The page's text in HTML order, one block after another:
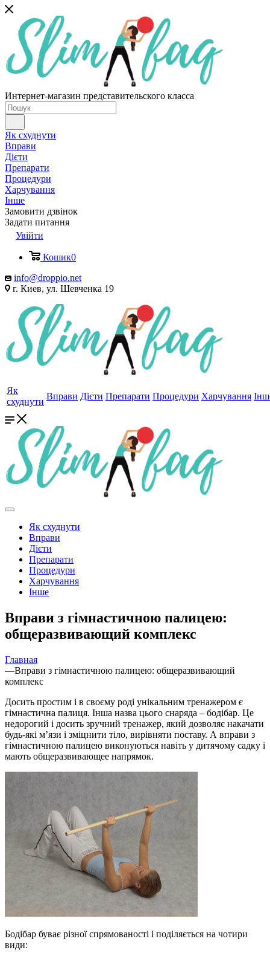
Интернет-магазин представительского класса
Як схуднути
Вправи
Дієти
Препарати
Процедури
Харчування
Інше
Замовити дзвінок
Задати питання
Увійти
Кошик0
info@droppio.net
г. Киев, ул. Шевченка 19
Як
схуднути
Вправи Дієти Препарати Процедури Харчування
Як схуднути
Вправи
Дієти
Препарати
Процедури
Харчування
Інше
Вправи з гімнастичною палицею:
общеразвивающий комплекс
Главная
—Вправи з гімнастичною палицею: общеразвивающий
комплекс
Досить простим і в своєму роді унікальним тренажером є
гімнастична палиця. Інша назва цього снаряда – бодібар. Це
недорогий і досить зручний тренажер, який дозволяє накачати
будь-які м’язи і зміцнити тіло, вирівняти поставу. А вправи з
гімнастичною палицею виконуються навіть у дитячому садку і
мають общеразвивающее напрямок.
Бодібар буває різної спрямованості і поділяється на чотири
види: